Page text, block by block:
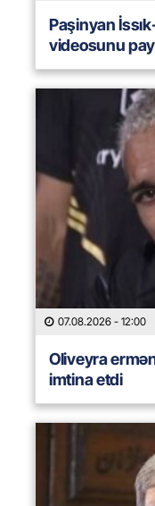
Paşinyan
videosunu
07.08.2026 - 12:00
Oliveyra
imtina etdi